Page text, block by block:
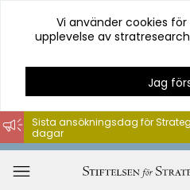
Hoppa
till
innehåll
Vi använder cookies
upplevelse av
Jag
Sista ansökningsdag för
dagar